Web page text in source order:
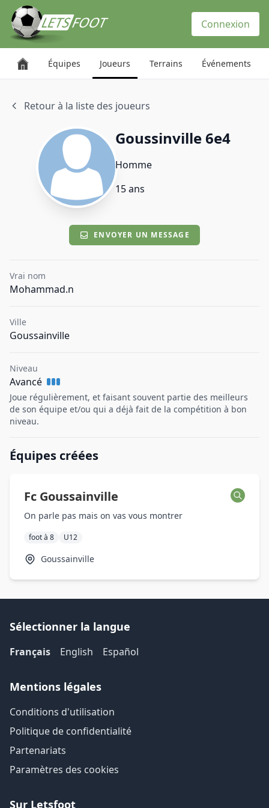
Connexion
Équipes Joueurs Terrains Événements
Retour à la liste des joueurs
Goussinville 6e4
Homme
15 ans
ENVOYER UN MESSAGE
Vrai nom
Mohammad.n
Ville
Goussainville
Niveau
Avancé
Joue régulièrement, et faisant souvent partie des meilleurs
de son équipe et/ou qui a déjà fait de la compétition à bon
niveau.
Équipes créées
Fc Goussainville
On parle pas mais on vas vous montrer
foot à 8 U12
Goussainville
Sélectionner la langue
Français English Español
Mentions légales
Conditions d'utilisation
Politique de confidentialité
Partenariats
Paramètres des cookies
Sur Letsfoot
Panneau de gestion des cookies